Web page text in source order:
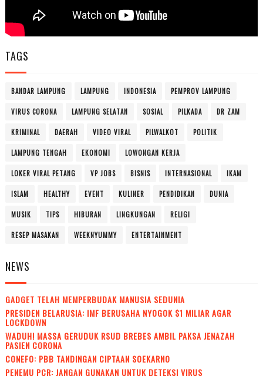
TAGS
BANDAR LAMPUNG LAMPUNG INDONESIA PEMPROV LAMPUNG
VIRUS CORONA LAMPUNG SELATAN SOSIAL PILKADA DR ZAM
KRIMINAL DAERAH VIDEO VIRAL PILWALKOT POLITIK
LAMPUNG TENGAH EKONOMI LOWONGAN KERJA
LOKER VIRAL PETANG VP JOBS BISNIS INTERNASIONAL IKAM
ISLAM HEALTHY EVENT KULINER PENDIDIKAN DUNIA
MUSIK TIPS HIBURAN LINGKUNGAN RELIGI
RESEP MASAKAN WEEKNYUMMY ENTERTAINMENT
NEWS
GADGET TELAH MEMPERBUDAK MANUSIA SEDUNIA
PRESIDEN BELARUSIA: IMF BERUSAHA NYOGOK $1 MILIAR AGAR
LOCKDOWN
WADUH! MASSA GERUDUK RSUD BREBES AMBIL PAKSA JENAZAH
PASIEN CORONA
CONEFO: PBB TANDINGAN CIPTAAN SOEKARNO
PENEMU PCR: JANGAN GUNAKAN UNTUK DETEKSI VIRUS